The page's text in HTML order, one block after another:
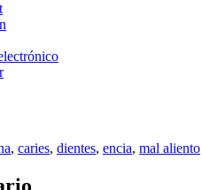
, caries, dientes, encia, mal aliento